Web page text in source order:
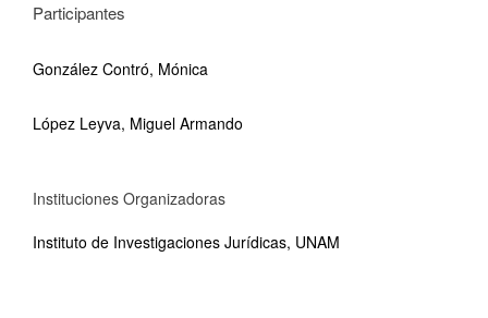
Participantes
González Contró, Mónica
López Leyva, Miguel Armando
Instituciones Organizadoras
Instituto de Investigaciones Jurídicas, UNAM